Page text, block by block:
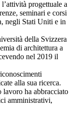
progettuale a
seminari e corsi
negli Stati Uniti e in
della Svizzera
di architettura a
nel 2019 il
alla sua ricerca.
ha abbracciato
amministrativi,